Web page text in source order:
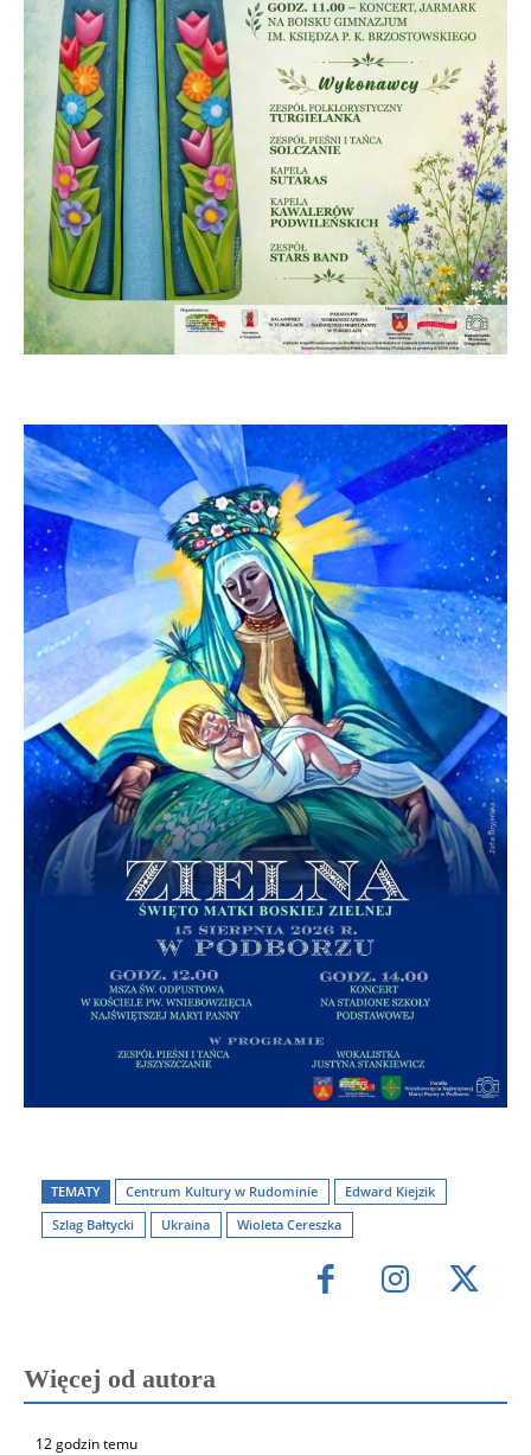
TEMATY Centrum Kultury w Rudominie
Edward Kiejzik
Szlag Bałtycki
Ukraina Wioleta Cereszka
Więcej od autora
12 godzin temu